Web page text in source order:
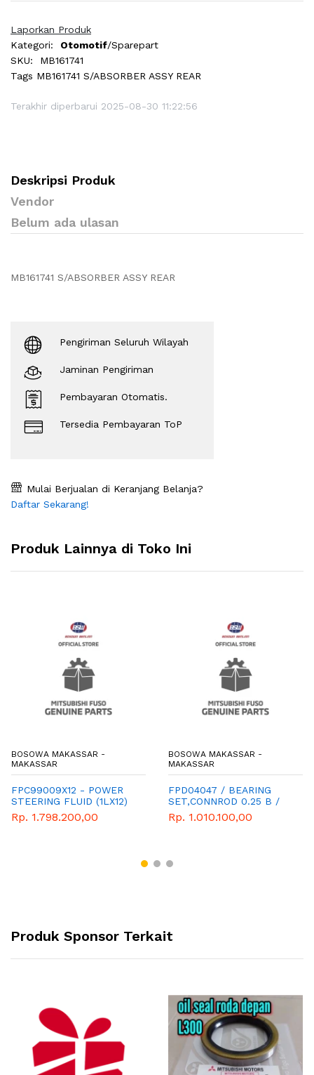
Laporkan Produk
Kategori:
Otomotif/Sparepart
SKU:
MB161741
Tags MB161741 S/ABSORBER ASSY REAR
Terakhir diperbarui 2025-08-30 11:22:56
Deskripsi Produk
Vendor
Belum ada ulasan
MB161741 S/ABSORBER ASSY REAR
Pengiriman Seluruh Wilayah
Jaminan Pengiriman
Pembayaran Otomatis.
Tersedia Pembayaran ToP
Mulai Berjualan di Keranjang Belanja?
Daftar Sekarang!
Produk Lainnya di Toko Ini
BOSOWA MAKASSAR -
MAKASSAR
FPC99009X12 - POWER
STEERING FLUID (1LX12)
Rp. 1.798.200,00
BOSOWA MAKASSAR -
MAKASSAR
FPD04047 / BEARING
SET,CONNROD 0.25 B /
METAL JALAN 0.25
Rp. 1.010.100,00
Produk Sponsor Terkait